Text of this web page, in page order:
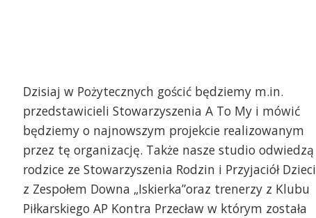
Dzisiaj w Pożytecznych gościć będziemy m.in.
przedstawicieli Stowarzyszenia A To My i mówić
będziemy o najnowszym projekcie realizowanym
przez tę organizację. Także nasze studio odwiedzą
rodzice ze Stowarzyszenia Rodzin i Przyjaciół Dzieci
z Zespołem Downa „Iskierka”oraz trenerzy z Klubu
Piłkarskiego AP Kontra Przecław w którym została